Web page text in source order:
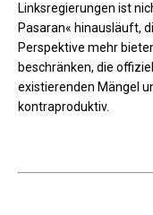
Linksregierungen ist
Pasaran« hinausläuft,
Perspektive mehr
beschränken, die
existierenden Mängel
kontraproduktiv.